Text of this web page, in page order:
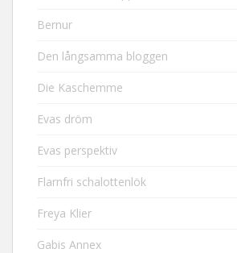
Bernur
Den långsamma bloggen
Die Kaschemme
Evas dröm
Evas perspektiv
Flarnfri schalottenlök
Freya Klier
Gabis Annex